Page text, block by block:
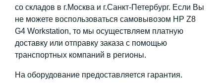
со складов в г.Москва и г.Санкт-Петербург. Если Вы
не можете воспользоваться самовывозом HP Z8
G4 Workstation, то мы осуществляем платную
доставку или отправку заказа с помощью
транспортных компаний в регионы.
На оборудование предоставляется гарантия.